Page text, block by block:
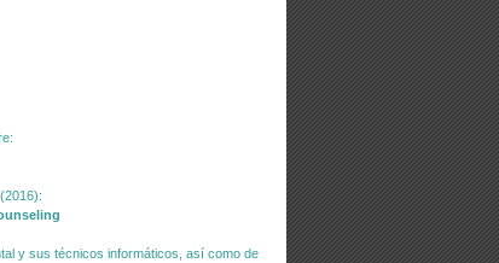
y sus técnicos informáticos, así como de